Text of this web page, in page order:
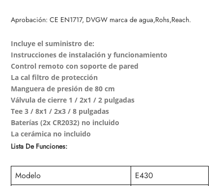
Aprobación: CE EN1717, DVGW marca de agua,Rohs,Reach.
Incluye el suministro de:
Instrucciones de instalación y funcionamiento
Control remoto con soporte de pared
La cal filtro de protección
Manguera de presión de 80 cm
Válvula de cierre 1 / 2x1 / 2 pulgadas
Tee 3 / 8x1 / 2x3 / 8 pulgadas
Baterías (2x CR2032) no incluido
La cerámica no incluido
Lista De Funciones:
Modelo
E430